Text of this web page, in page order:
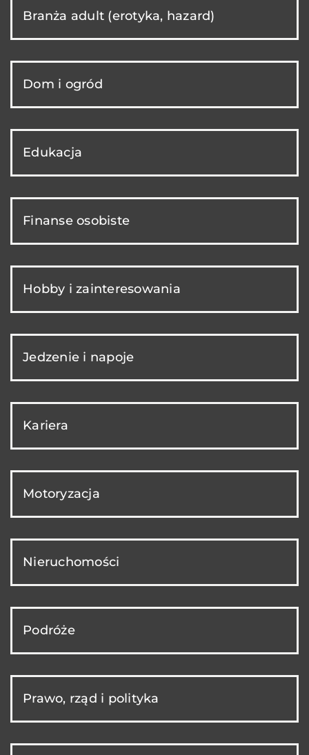
Branża adult (erotyka, hazard)
Dom i ogród
Edukacja
Finanse osobiste
Hobby i zainteresowania
Jedzenie i napoje
Kariera
Motoryzacja
Nieruchomości
Podróże
Prawo, rząd i polityka